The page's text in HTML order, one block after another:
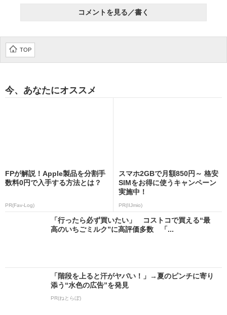
電子設計の基本と応用
エネルギーの専門メディア
建設×テクノロジーの最前線
ちょっと気になるネットの話題
コメントを見る／書く
TOP
今、あなたにオススメ
FPが解説！Apple製品を分割手
数料0円で入手する方法とは？
PR(Fav-Log)
スマホ2GBで月額850円～ 格安
SIMをお得に使うキャンペーン
実施中！
PR(IIJmio)
「行ったら必ず買いたい」 コストコで買える“最
高のいちごミルク”に高評価多数 「...
「階段を上ると汗がヤバい！」→夏のピンチに寄り
添う“水色の広告”を発見
PR(ねとらぼ)